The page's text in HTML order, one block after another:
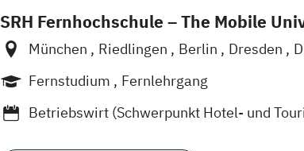
SRH Fernhochschule – The Mobile
München Riedlingen Berlin Dresden
Zell
Leipzig Mannheim
Fernstudium
Fernlehrgang
Betriebswirt (Schwerpunkt Hotel- und